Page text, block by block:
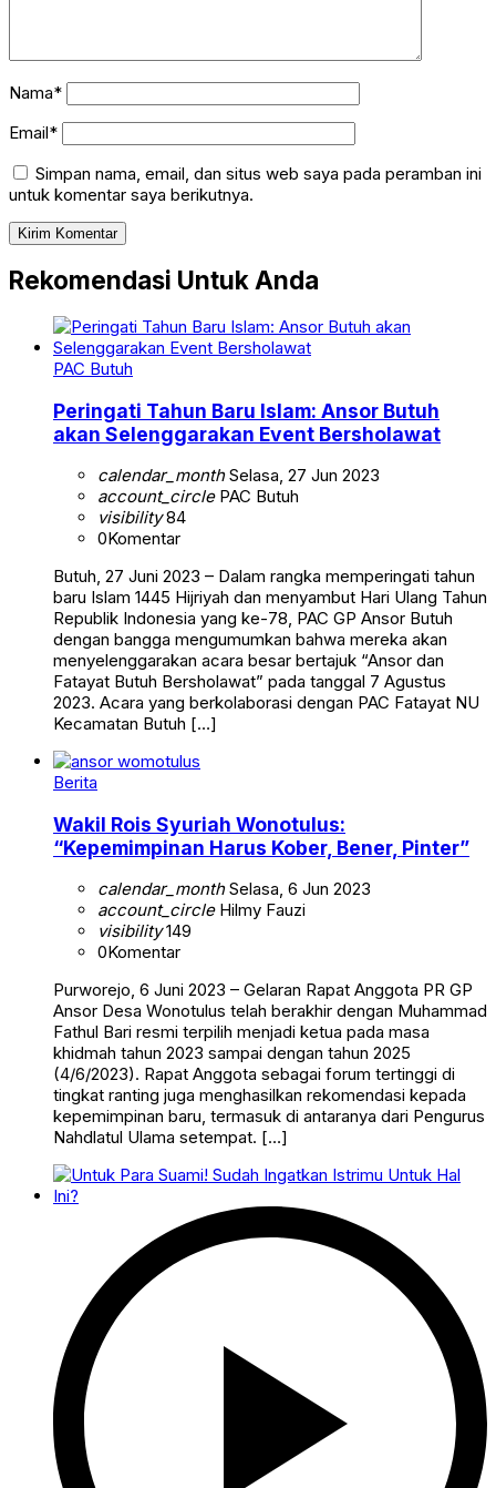
Nama*
Email*
Simpan nama, email, dan situs web saya pada peramban ini
untuk komentar saya berikutnya.
Rekomendasi Untuk Anda
PAC Butuh
Peringati Tahun Baru Islam: Ansor Butuh
akan Selenggarakan Event Bersholawat
calendar_monthSelasa, 27 Jun 2023
account_circlePAC Butuh
visibility84
0Komentar
Butuh, 27 Juni 2023 – Dalam rangka memperingati tahun
baru Islam 1445 Hijriyah dan menyambut Hari Ulang Tahun
Republik Indonesia yang ke-78, PAC GP Ansor Butuh
dengan bangga mengumumkan bahwa mereka akan
menyelenggarakan acara besar bertajuk “Ansor dan
Fatayat Butuh Bersholawat” pada tanggal 7 Agustus
2023. Acara yang berkolaborasi dengan PAC Fatayat NU
Kecamatan Butuh […]
Berita
Wakil Rois Syuriah Wonotulus:
“Kepemimpinan Harus Kober, Bener, Pinter”
calendar_monthSelasa, 6 Jun 2023
account_circleHilmy Fauzi
visibility149
0Komentar
Purworejo, 6 Juni 2023 – Gelaran Rapat Anggota PR GP
Ansor Desa Wonotulus telah berakhir dengan Muhammad
Fathul Bari resmi terpilih menjadi ketua pada masa
khidmah tahun 2023 sampai dengan tahun 2025
(4/6/2023). Rapat Anggota sebagai forum tertinggi di
tingkat ranting juga menghasilkan rekomendasi kepada
kepemimpinan baru, termasuk di antaranya dari Pengurus
Nahdlatul Ulama setempat. […]